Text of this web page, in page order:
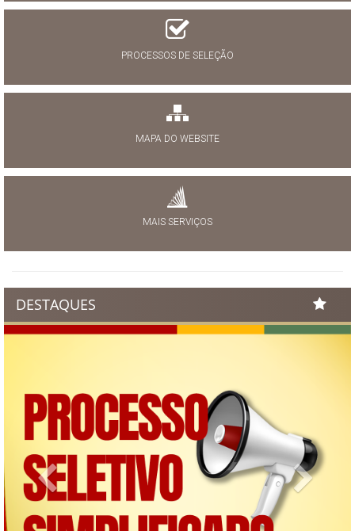
PROCESSOS DE SELEÇÃO
MAPA DO WEBSITE
MAIS SERVIÇOS
DESTAQUES
Previous Next